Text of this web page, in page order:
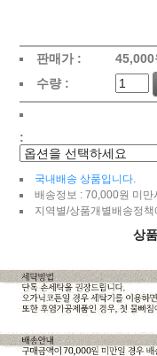
판매가 : 45,000
수량 :
:
국내배송 상품입니다.
배송정보 : 70,000원 미만
지역별/상품개별배송정
상